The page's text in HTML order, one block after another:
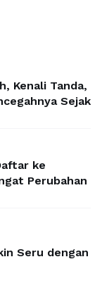
Kenali Tanda,
Sejak
ke
Perubahan
Seru dengan